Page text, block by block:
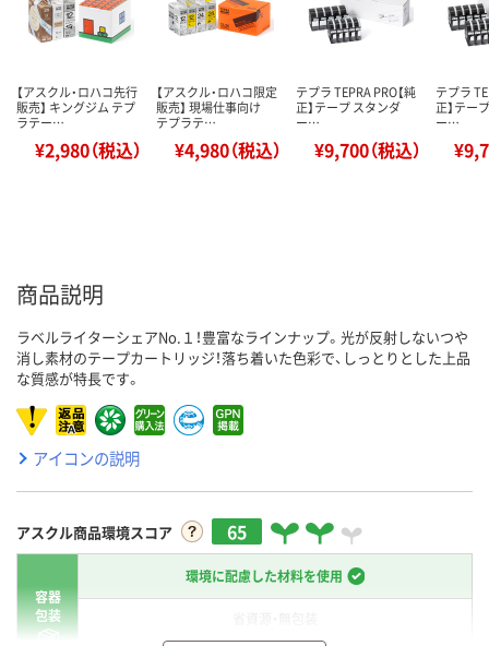
【アスクル・ロハコ先行
販売】 キングジム テプ
ラテー…
¥2,980（税込）
【アスクル・ロハコ限定
販売】 現場仕事向け
テプラテ…
¥4,980（税込）
テプラ TEPRA PRO【純
正】テープ スタンダ
ー…
¥9,700（税込）
テプラ
正】テー
ー…
商品説明
ラベルライターシェアNo.１！豊富なラインナップ。光が反射しないつや
消し素材のテープカートリッジ！落ち着いた色彩で、しっとりとした上品
な質感が特長です。
アイコンの説明
アスクル商品環境スコア 65
容器
包装
環境に配慮した材料を使用